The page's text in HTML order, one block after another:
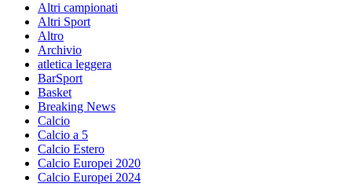
Altri campionati
Altri Sport
Altro
Archivio
atletica leggera
BarSport
Basket
Breaking News
Calcio
Calcio a 5
Calcio Estero
Calcio Europei 2020
Calcio Europei 2024